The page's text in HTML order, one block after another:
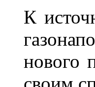
К
нового